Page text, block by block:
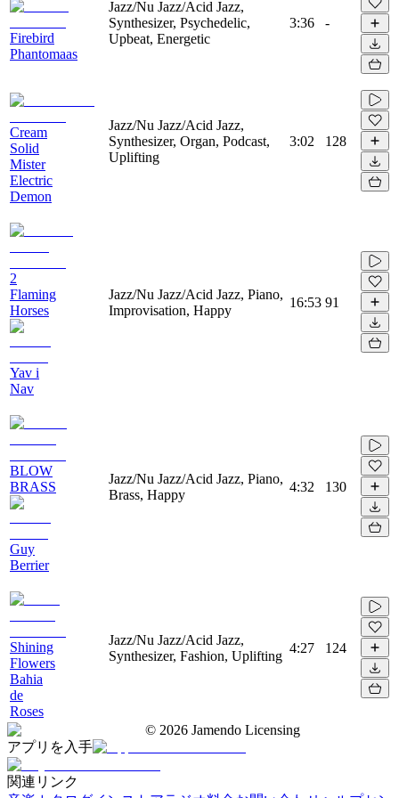
Firebird
Phantomaas
Jazz/Nu Jazz/Acid Jazz,
Synthesizer, Psychedelic,
Upbeat, Energetic
3:36 -
Cream
Solid
Mister
Electric
Demon
Jazz/Nu Jazz/Acid Jazz,
Synthesizer, Organ, Podcast,
Uplifting
3:02 128
2
Flaming
Horses
Yav i
Nav
Jazz/Nu Jazz/Acid Jazz, Piano,
Improvisation, Happy
16:53 91
BLOW
BRASS
Guy
Berrier
Jazz/Nu Jazz/Acid Jazz, Piano,
Brass, Happy
4:32 130
Shining
Flowers
Bahia
de
Roses
Jazz/Nu Jazz/Acid Jazz,
Synthesizer, Fashion, Uplifting
4:27 124
© 2026 Jamendo Licensing
アプリを入手
関連リンク